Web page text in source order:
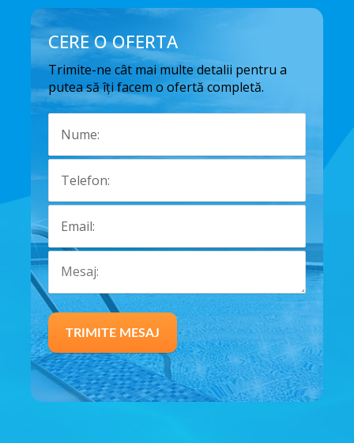
CERE O OFERTA
Trimite-ne cât mai multe detalii pentru a
putea să îți facem o ofertă completă.